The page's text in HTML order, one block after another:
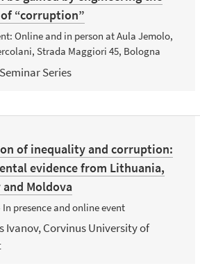
“corruption”
Online and in person at Aula Jemolo,
Strada Maggiori 45, Bologna
Series
of inequality and corruption:
evidence from Lithuania,
and Moldova
In presence and online event
Ivanov, Corvinus University of